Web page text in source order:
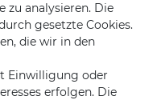
zu analysieren. Die
gesetzte Cookies.
die wir in den
Einwilligung oder
erfolgen. Die